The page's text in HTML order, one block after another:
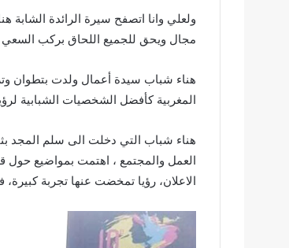
ولعلي وانا اتصفح سيرة الرائدة
مجال ويحق للجميع اللحاق بركب
هناء شباب سيدة أعمال ولدت بتطوان
المغربية كأفضل الشخصيات الشبابية
هناء شباب التي دخلت الى سلم المجد
العمل والمجتمع ، اهتمت بمواضيع حول
الاعلان، رؤيا تمخضت عنها تجربة